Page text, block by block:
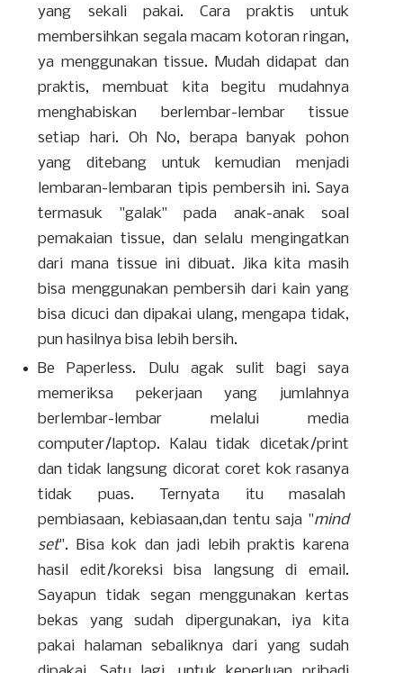
yang sekali pakai. Cara praktis untuk
membersihkan segala macam kotoran ringan,
ya menggunakan tissue. Mudah didapat dan
praktis, membuat kita begitu mudahnya
menghabiskan berlembar-lembar tissue
setiap hari. Oh No, berapa banyak pohon
yang ditebang untuk kemudian menjadi
lembaran-lembaran tipis pembersih ini. Saya
termasuk "galak" pada anak-anak soal
pemakaian tissue, dan selalu mengingatkan
dari mana tissue ini dibuat. Jika kita masih
bisa menggunakan pembersih dari kain yang
bisa dicuci dan dipakai ulang, mengapa tidak,
pun hasilnya bisa lebih bersih.
Be Paperless. Dulu agak sulit bagi saya
memeriksa pekerjaan yang jumlahnya
berlembar-lembar melalui media
computer/laptop. Kalau tidak dicetak/print
dan tidak langsung dicorat coret kok rasanya
tidak puas. Ternyata itu masalah
pembiasaan, kebiasaan,dan tentu saja "mind
set". Bisa kok dan jadi lebih praktis karena
hasil edit/koreksi bisa langsung di email.
Sayapun tidak segan menggunakan kertas
bekas yang sudah dipergunakan, iya kita
pakai halaman sebaliknya dari yang sudah